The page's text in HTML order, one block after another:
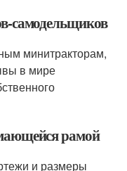
самодельщиков
минитракторам,
в мире
рамой
и размеры